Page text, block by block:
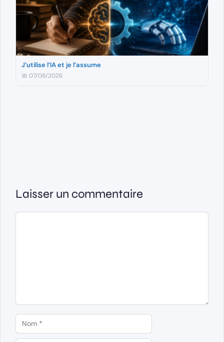
J’utilise l’IA et je l’assume
📅 07/08/2026
Laisser un commentaire
Nom